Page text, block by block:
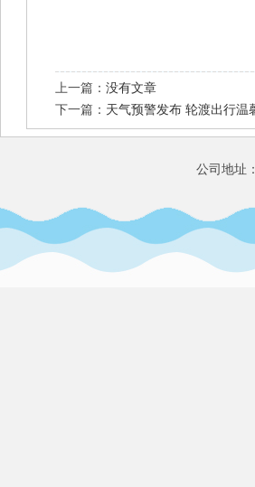
上一篇： 没有文章
下一篇： 天气预警发布 轮渡出行温
公司地址